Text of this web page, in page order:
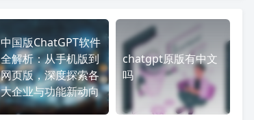
中国版ChatGPT软件
全解析：从手机版到
网页版，深度探索各
大企业与功能新动向
chatgpt原版有中文
吗